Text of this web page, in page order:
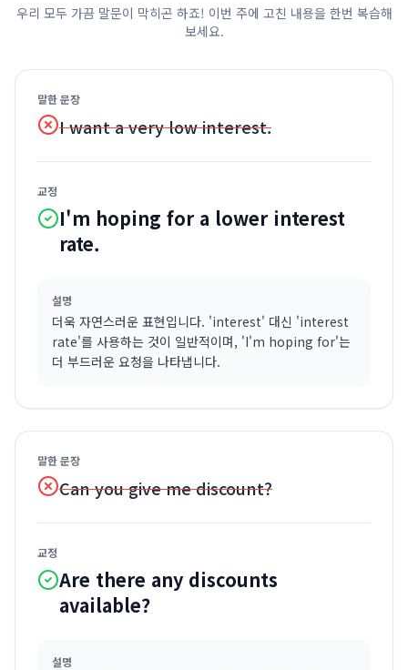
우리 모두 가끔 말문이 막히곤 하죠! 이번 주에 고친 내용을 한번 복습해
보세요.
말한 문장
I want a very low interest.
교정
I'm hoping for a lower interest
rate.
설명
더욱 자연스러운 표현입니다. 'interest' 대신 'interest
rate'를 사용하는 것이 일반적이며, 'I'm hoping for'는
더 부드러운 요청을 나타냅니다.
말한 문장
Can you give me discount?
교정
Are there any discounts
available?
설명